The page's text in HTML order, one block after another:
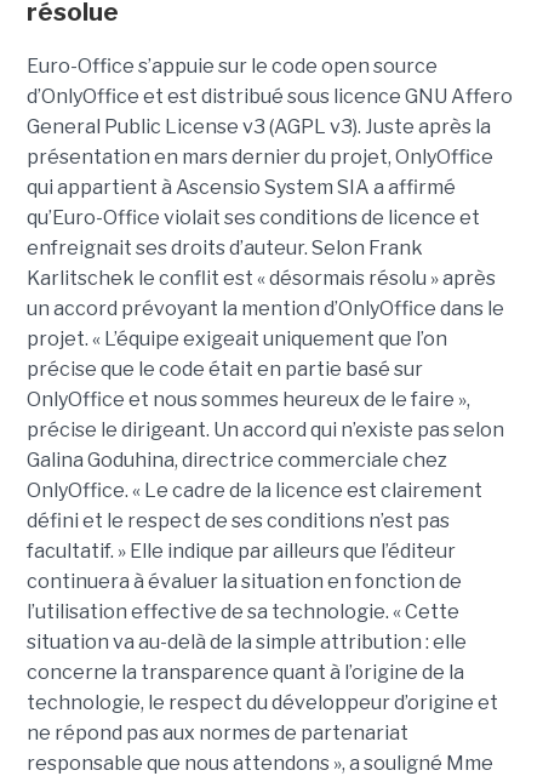
résolue
Euro-Office s’appuie sur le code open source
d’OnlyOffice et est distribué sous licence GNU Affero
General Public License v3 (AGPL v3). Juste après la
présentation en mars dernier du projet, OnlyOffice
qui appartient à Ascensio System SIA a affirmé
qu’Euro-Office violait ses conditions de licence et
enfreignait ses droits d’auteur. Selon Frank
Karlitschek le conflit est « désormais résolu » après
un accord prévoyant la mention d’OnlyOffice dans le
projet. « L’équipe exigeait uniquement que l’on
précise que le code était en partie basé sur
OnlyOffice et nous sommes heureux de le faire »,
précise le dirigeant. Un accord qui n’existe pas selon
Galina Goduhina, directrice commerciale chez
OnlyOffice. « Le cadre de la licence est clairement
défini et le respect de ses conditions n’est pas
facultatif. » Elle indique par ailleurs que l’éditeur
continuera à évaluer la situation en fonction de
l’utilisation effective de sa technologie. « Cette
situation va au-delà de la simple attribution : elle
concerne la transparence quant à l’origine de la
technologie, le respect du développeur d’origine et
ne répond pas aux normes de partenariat
responsable que nous attendons », a souligné Mme